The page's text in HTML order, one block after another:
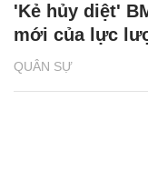
QUÂN SỰ
'Kẻ hủy diệt'
mới của lực